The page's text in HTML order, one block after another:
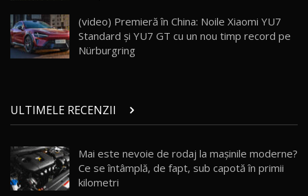
26
AutoBlog.MD
10:57
Test Drive: Noile modele FENDT! Cum e să
28
Noul Geely Monjaro 2025! Mai ieftin și mai
dotat / Test Drive AutoBlog.MD
29
ZEEKR 9X - PRIMUL TEST DRIVE ÎN ROMÂNĂ!
CUM SE CONDUCE?
33:40
(video) Premieră în China: Noile Xiaomi YU7
Standard și YU7 GT cu un nou timp record pe
Nürburgring
ULTIMELE RECENZII
Mai este nevoie de rodaj la mașinile moderne?
Ce se întâmplă, de fapt, sub capotă în primii
kilometri